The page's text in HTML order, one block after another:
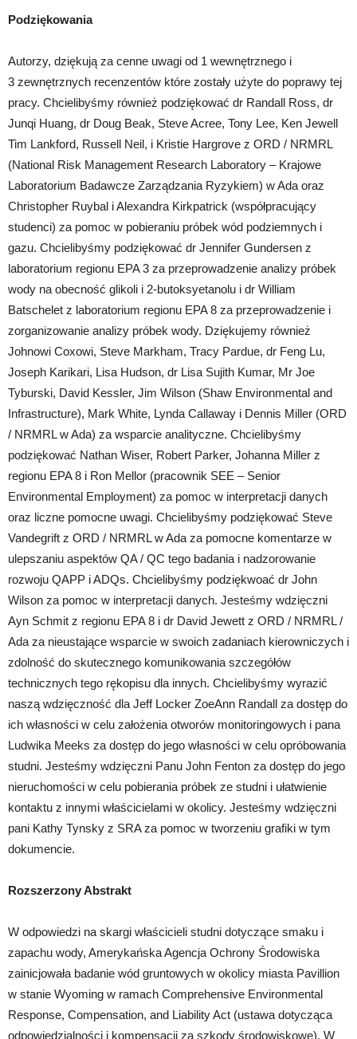
Podziękowania
Autorzy, dziękują za cenne uwagi od 1 wewnętrznego i
3 zewnętrznych recenzentów które zostały użyte do poprawy tej
pracy. Chcielibyśmy również podziękować dr Randall Ross, dr
Junqi Huang, dr Doug Beak, Steve Acree, Tony Lee, Ken Jewell
Tim Lankford, Russell Neil, i Kristie Hargrove z ORD / NRMRL
(National Risk Management Research Laboratory – Krajowe
Laboratorium Badawcze Zarządzania Ryzykiem) w Ada oraz
Christopher Ruybal i Alexandra Kirkpatrick (współpracujący
studenci) za pomoc w pobieraniu próbek wód podziemnych i
gazu. Chcielibyśmy podziękować dr Jennifer Gundersen z
laboratorium regionu EPA 3 za przeprowadzenie analizy próbek
wody na obecność glikoli i 2-butoksyetanolu i dr William
Batschelet z laboratorium regionu EPA 8 za przeprowadzenie i
zorganizowanie analizy próbek wody. Dziękujemy również
Johnowi Coxowi, Steve Markham, Tracy Pardue, dr Feng Lu,
Joseph Karikari, Lisa Hudson, dr Lisa Sujith Kumar, Mr Joe
Tyburski, David Kessler, Jim Wilson (Shaw Environmental and
Infrastructure), Mark White, Lynda Callaway i Dennis Miller (ORD
/ NRMRL w Ada) za wsparcie analityczne. Chcielibyśmy
podziękować Nathan Wiser, Robert Parker, Johanna Miller z
regionu EPA 8 i Ron Mellor (pracownik SEE – Senior
Environmental Employment) za pomoc w interpretacji danych
oraz liczne pomocne uwagi. Chcielibyśmy podziękować Steve
Vandegrift z ORD / NRMRL w Ada za pomocne komentarze w
ulepszaniu aspektów QA / QC tego badania i nadzorowanie
rozwoju QAPP i ADQs. Chcielibyśmy podziękwoać dr John
Wilson za pomoc w interpretacji danych. Jesteśmy wdzięczni
Ayn Schmit z regionu EPA 8 i dr David Jewett z ORD / NRMRL /
Ada za nieustające wsparcie w swoich zadaniach kierowniczych i
zdolność do skutecznego komunikowania szczegółów
technicznych tego rękopisu dla innych. Chcielibyśmy wyrazić
naszą wdzięczność dla Jeff Locker ZoeAnn Randall za dostęp do
ich własności w celu założenia otworów monitoringowych i pana
Ludwika Meeks za dostęp do jego własności w celu opróbowania
studni. Jesteśmy wdzięczni Panu John Fenton za dostęp do jego
nieruchomości w celu pobierania próbek ze studni i ułatwienie
kontaktu z innymi właścicielami w okolicy. Jesteśmy wdzięczni
pani Kathy Tynsky z SRA za pomoc w tworzeniu grafiki w tym
dokumencie.
Rozszerzony Abstrakt
W odpowiedzi na skargi właścicieli studni dotyczące smaku i
zapachu wody, Amerykańska Agencja Ochrony Środowiska
zainicjowała badanie wód gruntowych w okolicy miasta Pavillion
w stanie Wyoming w ramach Comprehensive Environmental
Response, Compensation, and Liability Act (ustawa dotycząca
odpowiedzialności i kompensacji za szkody środowiskowe). W